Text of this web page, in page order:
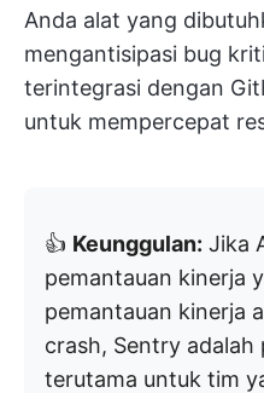
Anda alat yang
mengantisipasi bug
terintegrasi dengan
untuk mempercepat
👍 Keunggulan: Jika
pemantauan kinerja
pemantauan kinerja
crash, Sentry adalah
terutama untuk tim